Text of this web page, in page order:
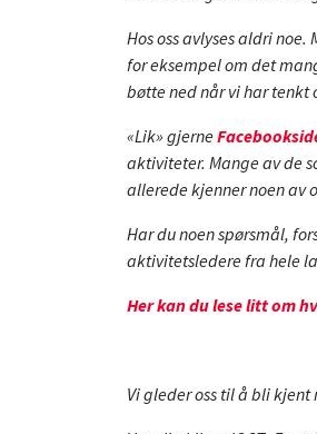
Hos oss avlyses aldri
for eksempel om det
bøtte ned når vi har tenkt
«Lik» gjerne
aktiviteter. Mange av de
allerede kjenner noen av
Har du noen spørsmål,
aktivitetsledere fra hele
Her kan du lese litt om
Vi gleder oss til å bli